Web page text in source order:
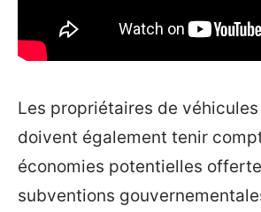
Les propriétaires de
doivent également tenir
économies potentielles
subventions